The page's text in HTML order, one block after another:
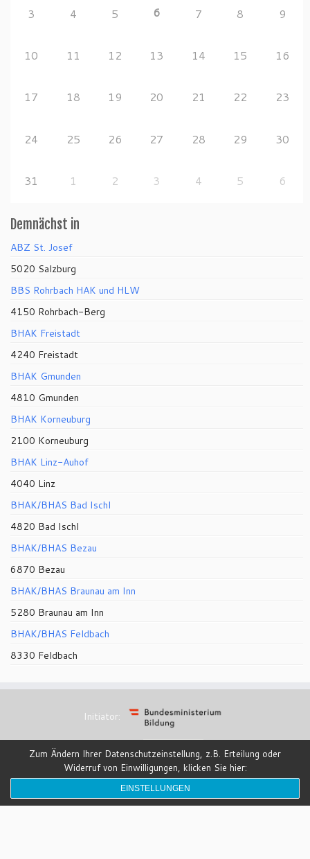
3 4 5 6 7 8 9
10 11 12 13 14 15 16
17 18 19 20 21 22 23
24 25 26 27 28 29 30
31 1 2 3 4 5 6
Demnächst in
ABZ St. Josef
5020 Salzburg
BBS Rohrbach HAK und HLW
4150 Rohrbach-Berg
BHAK Freistadt
4240 Freistadt
BHAK Gmunden
4810 Gmunden
BHAK Korneuburg
2100 Korneuburg
BHAK Linz-Auhof
4040 Linz
BHAK/BHAS Bad Ischl
4820 Bad Ischl
BHAK/BHAS Bezau
6870 Bezau
BHAK/BHAS Braunau am Inn
5280 Braunau am Inn
BHAK/BHAS Feldbach
8330 Feldbach
Initiator:
Partner:
Design:
Zum Ändern Ihrer Datenschutzeinstellung, z.B. Erteilung oder
Widerruf von Einwilligungen, klicken Sie hier:
EINSTELLUNGEN